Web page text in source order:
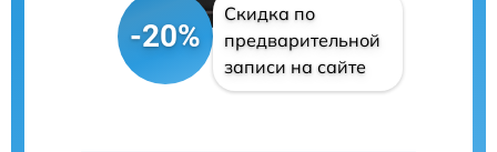
-20%
Скидка по
предварительной
записи на сайте